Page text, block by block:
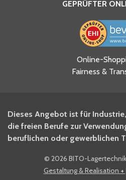
Ja, ich habe die
und akzeptiere
BITO
Intralogistiker
Ja, ich möchte
BITO Shop-
GEPRÜFTER
Online-
Fairness &
Dieses Angebot ist für
die freien Berufe zur
beruflichen oder gewerblichen
© 2026 BITO-
Gestaltung & Realisation